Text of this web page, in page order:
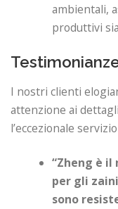
ambientali,
produttivi
I nostri clienti
attenzione ai
l’eccezionale
“Zheng è
per gli
sono